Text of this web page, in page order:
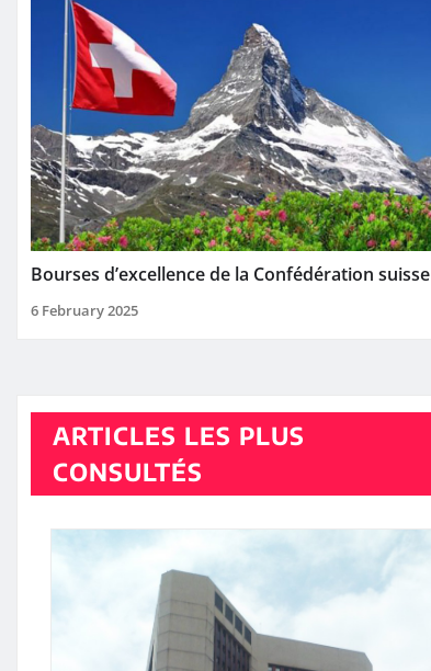
Bourses d’excellence de la Confédération suisse
6 February 2025
ARTICLES LES PLUS
CONSULTÉS